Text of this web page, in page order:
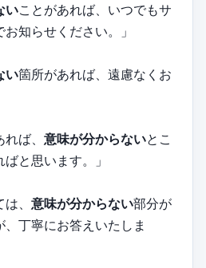
いことがあれば、いつでもサ
知らせください。」
い箇所があれば、遠慮なくお
ば、 意味が分からないとこ
と思います。」
、 意味が分からない部分が
丁寧にお答えいたしま